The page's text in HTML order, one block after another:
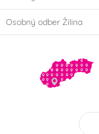
Osobný odber Žilina